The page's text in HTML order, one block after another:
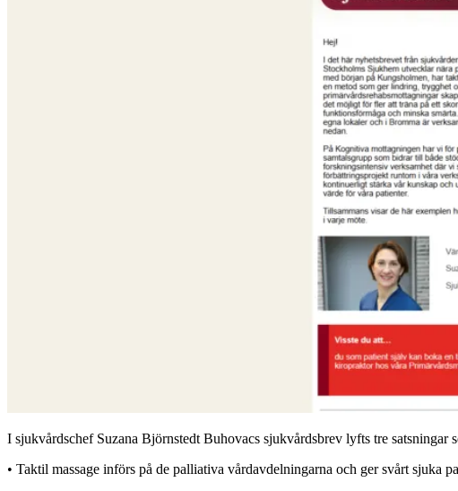
I sjukvårdschef Suzana Björnstedt Buhovacs sjukvårdsbrev lyfts tre
• Taktil massage införs på de palliativa vårdavdelningarna och ger svårt sjuka